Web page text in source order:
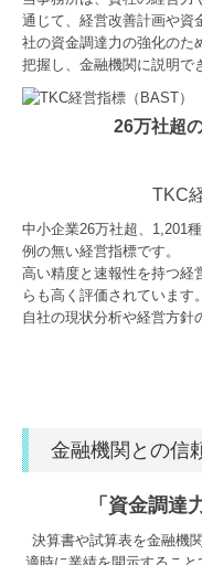
通じて、経営改善計画や資
社の資金調達力の強化のた
把握し、金融機関に説明で
26万社超
TKC
中小企業26万社超、 1,201
例の無い経営指標です。
高い精度と速報性を持つ経
らも高く評価されています。
自社の現状分析や経営方針
金融機関との信
「資金調達
決算書や試算表を金融機